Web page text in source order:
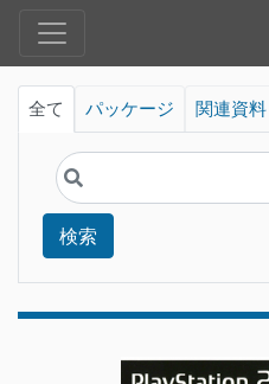
全て パッケージ 関連資料
検索